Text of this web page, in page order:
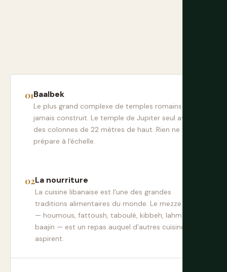
Baalbek
Le plus grand complexe de temples romains
jamais construit. Le temple de Jupiter seul avait
des colonnes de 22 mètres de haut. Rien ne vous
prépare à l'échelle.
La nourriture
La cuisine libanaise est l'une des grandes
traditions alimentaires du monde. Le mezze seul
— houmous, fattoush, taboulé, kibbeh, lahm
baajin — est un repas auquel d'autres cuisines
aspirent.